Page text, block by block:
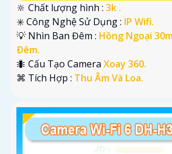
🔆 Chất lượng hình : 3k .
✳️ Công Nghệ Sử Dụng : IP Wifi.
💡 Nhìn Ban Đêm : Hồng Ngoại
Ðêm.
🐜 Cấu Tạo Camera Xoay 360.
️⌘ Tích Hợp : Thu Âm Và Loa.